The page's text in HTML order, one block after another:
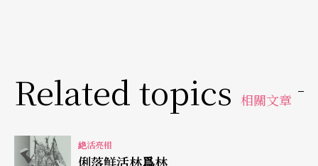
表示時代更迭下，崑劇的演出機會雖不若以往，但
崑劇藝人對戲曲的奉獻投注和爲師者的表現很重
劇之美盡情展現觀衆眼前。
Related topics 相關文章
絶活亮相
俐落鮮活林爲林